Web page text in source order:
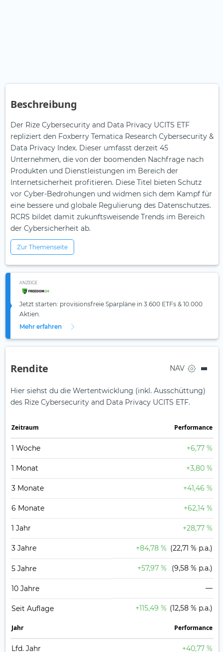
Beschreibung
Der Rize Cybersecurity and Data Privacy UCITS ETF
repliziert den Foxberry Tematica Research Cybersecurity &
Data Privacy Index. Dieser umfasst derzeit 45
Unternehmen, die von der boomenden Nachfrage nach
Produkten und Dienstleistungen im Bereich der
Internetsicherheit profitieren. Diese Titel bieten Schutz
vor Cyber-Bedrohungen und widmen sich dem Kampf für
eine bessere und globale Regulierung des Datenschutzes.
RCRS bildet damit zukunftsweisende Trends im Bereich
der Cybersicherheit ab.
Zur Themenseite
ANZEIGE
Jetzt starten: provisionsfreie Sparpläne in 3.600 ETFs & 10.000
Aktien.
Mehr erfahren
Rendite NAV
Hier siehst du die Wertentwicklung (inkl. Ausschüttung)
des Rize Cybersecurity and Data Privacy UCITS ETF.
Zeit­raum Perfor­mance
1 Woche +6,77 %
1 Monat +3,80 %
3 Monate +41,46 %
6 Monate +62,14 %
1 Jahr +28,77 %
3 Jahre +84,78 % (22,71 % p.a.)
5 Jahre +57,97 % (9,58 % p.a.)
10 Jahre —
Seit Auflage +115,49 % (12,58 % p.a.)
Jahr Perfor­mance
Lfd. Jahr +40,77 %